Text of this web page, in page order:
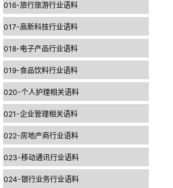
016-旅行旅游行业语料
017-高新科技行业语料
018-电子产品行业语料
019-食品饮料行业语料
020-个人护理相关语料
021-企业管理相关语料
022-房地产商行业语料
023-移动通讯行业语料
024-银行业务行业语料